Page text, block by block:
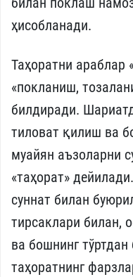
ҳисобланади.
Таҳоратни араблар
«покланиш,
билдиради.
тиловат қилиш ва
муайян аъзоларни
«таҳорат»
суннат билан
тирсаклари билан,
ва бошнинг
таҳоратнинг